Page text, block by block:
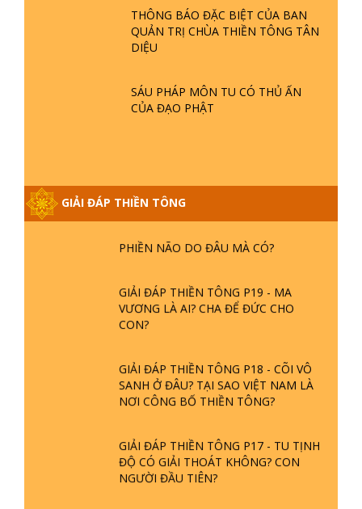
THÔNG BÁO ĐẶC BIỆT CỦA BAN
QUẢN TRỊ CHÙA THIỀN TÔNG TÂN
DIỆU
SÁU PHÁP MÔN TU CÓ THỦ ẤN
CỦA ĐẠO PHẬT
GIẢI ĐÁP THIỀN TÔNG
- LŨ LỤT - HỎA HOẠN | TTTD
GIẢI ĐÁP THIỀN TÔNG ĐẶC BIỆT P21
BƯỚC TRÊN HOA SEN ? | TTTD
GIẢI ĐÁP THIỀN TÔNG ĐẶC BIỆT
PHẦN 20 - BÁC NGUYỄN NHÂN LÀ AI?
PHIỀN NÃO DO ĐÂU MÀ CÓ?
GIẢI ĐÁP THIỀN TÔNG P19 - MA
VƯƠNG LÀ AI? CHA ĐỂ ĐỨC CHO
CON?
GIẢI ĐÁP THIỀN TÔNG P18 - CÕI VÔ
SANH Ở ĐÂU? TẠI SAO VIỆT NAM LÀ
NƠI CÔNG BỐ THIỀN TÔNG?
GIẢI ĐÁP THIỀN TÔNG P17 - TU TỊNH
ĐỘ CÓ GIẢI THOÁT KHÔNG? CON
NGƯỜI ĐẦU TIÊN?